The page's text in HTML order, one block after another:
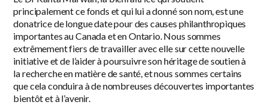
principalement ce fonds et qui lui a donné son nom, est une
donatrice de longue date pour des causes philanthropiques
importantes au Canada et en Ontario. Nous sommes
extrêmement fiers de travailler avec elle sur cette nouvelle
initiative et de l’aider à poursuivre son héritage de soutien à
la recherche en matière de santé, et nous sommes certains
que cela conduira à de nombreuses découvertes importantes
bientôt et à l’avenir.